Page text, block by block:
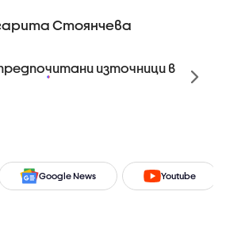
Стоянчева
източници в
Google News Youtube